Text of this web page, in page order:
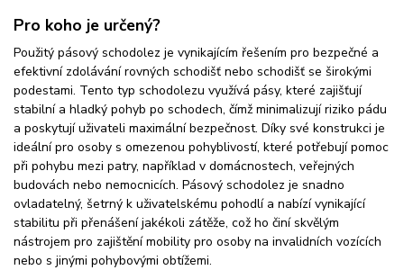
Pro koho je určený?
Použitý pásový schodolez je vynikajícím řešením pro bezpečné a
efektivní zdolávání rovných schodišť nebo schodišť se širokými
podestami. Tento typ schodolezu využívá pásy, které zajišťují
stabilní a hladký pohyb po schodech, čímž minimalizují riziko pádu
a poskytují uživateli maximální bezpečnost. Díky své konstrukci je
ideální pro osoby s omezenou pohyblivostí, které potřebují pomoc
při pohybu mezi patry, například v domácnostech, veřejných
budovách nebo nemocnicích. Pásový schodolez je snadno
ovladatelný, šetrný k uživatelskému pohodlí a nabízí vynikající
stabilitu při přenášení jakékoli zátěže, což ho činí skvělým
nástrojem pro zajištění mobility pro osoby na invalidních vozících
nebo s jinými pohybovými obtížemi.